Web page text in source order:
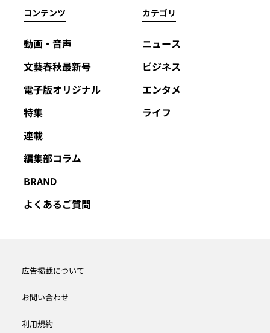
コンテンツ
動画・音声
文藝春秋最新号
電子版オリジナル
特集
連載
編集部コラム
BRAND
よくあるご質問
カテゴリ
ニュース
ビジネス
エンタメ
ライフ
広告掲載について
お問い合わせ
利用規約